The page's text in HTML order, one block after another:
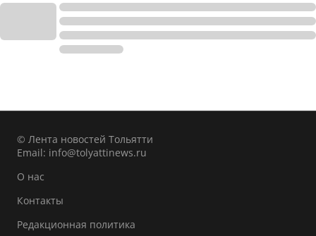
© Лента новостей Тольятти
Email: info@tolyattinews.ru
О нас
Контакты
Редакционная политика